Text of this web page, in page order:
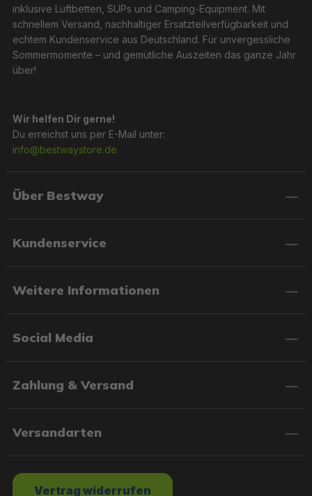
inklusive Luftbetten, SUPs und Camping-Equipment. Mit
schnellem Versand, nachhaltiger Ersatzteilverfügbarkeit und
echtem Kundenservice aus Deutschland. Für unvergessliche
Sommermomente – und gemütliche Auszeiten das ganze Jahr
über!
Wir helfen Dir gerne!
Du erreichst uns per E-Mail unter:
info@bestwaystore.de
Über Bestway
Kundenservice
Weitere Informationen
Social Media
Zahlung & Versand
Versandarten
Vertrag widerrufen